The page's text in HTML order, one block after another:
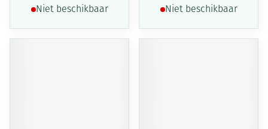
Niet beschikbaar Niet beschikbaar